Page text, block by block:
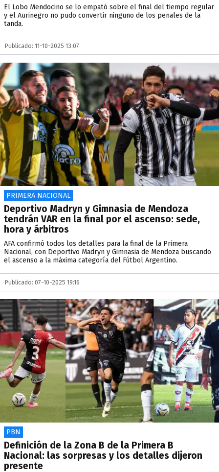
El Lobo Mendocino se lo empató sobre el final del tiempo regular
y el Aurinegro no pudo convertir ninguno de los penales de la
tanda.
Publicado: 11-10-2025 13:07
PRIMERA NACIONAL
Deportivo Madryn y Gimnasia de Mendoza
tendrán VAR en la final por el ascenso: sede,
hora y árbitros
AFA confirmó todos los detalles para la final de la Primera
Nacional, con Deportivo Madryn y Gimnasia de Mendoza buscando
el ascenso a la máxima categoría del Fútbol Argentino.
Publicado: 07-10-2025 19:16
PBN
Definición de la Zona B de la Primera B
Nacional: las sorpresas y los detalles dijeron
presente